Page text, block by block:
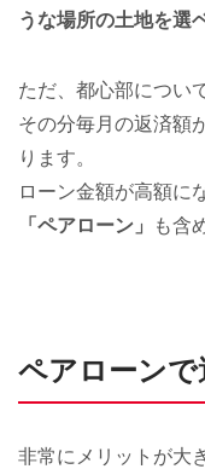
うな場所の土地を選
ただ、都心部につい
その分毎月の返済額
ります。
ローン金額が高額に
「ペアローン」
も含
ペアローンで
非常にメリットが大